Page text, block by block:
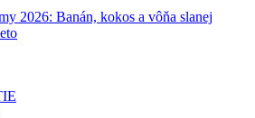
2026: Banán, kokos a vôňa slanej